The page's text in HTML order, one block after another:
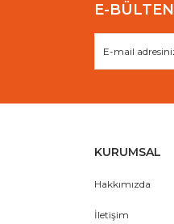
E-BÜLTEN
KURUMSAL
Hakkımızda
İletişim